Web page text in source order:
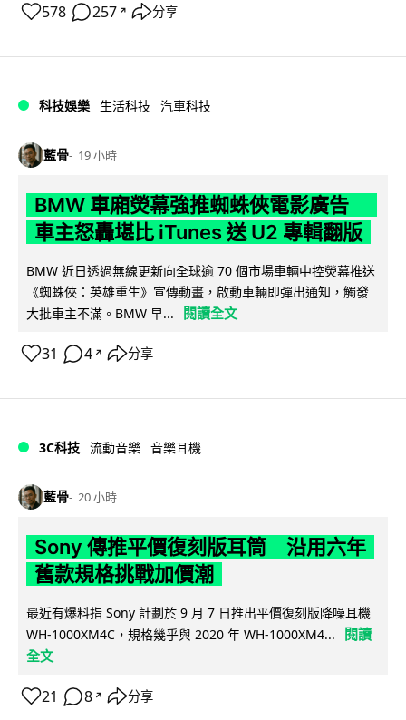
578 257 ↗ 分享
科技娛樂 生活科技 汽車科技
藍骨 19 小時
BMW 車廂熒幕強推蜘蛛俠電影廣告
車主怒轟堪比 iTunes 送 U2 專輯翻版
BMW 近日透過無線更新向全球逾 70 個市場車輛中控熒幕推送
《蜘蛛俠：英雄重生》宣傳動畫，啟動車輛即彈出通知，觸發
大批車主不滿。BMW 早...
閱讀全文
31 4 ↗ 分享
3C科技 流動音樂 音樂耳機
藍骨 20 小時
Sony 傳推平價復刻版耳筒 沿用六年
舊款規格挑戰加價潮
最近有爆料指 Sony 計劃於 9 月 7 日推出平價復刻版降噪耳機
WH-1000XM4C，規格幾乎與 2020 年 WH-1000XM4...
閱讀
全文
21 8 ↗ 分享